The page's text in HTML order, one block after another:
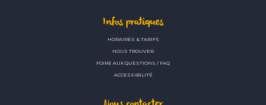
Infos pratiques
HORAIRES & TARIFS
NOUS TROUVER
FOIRE AUX QUESTIONS / FAQ
ACCESSIBILITÉ